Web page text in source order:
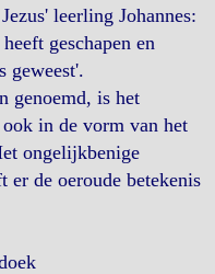
leerling Johannes:
geschapen en
geweest'.
genoemd, is het
in de vorm van het
ongelijkbenige
de oeroude betekenis